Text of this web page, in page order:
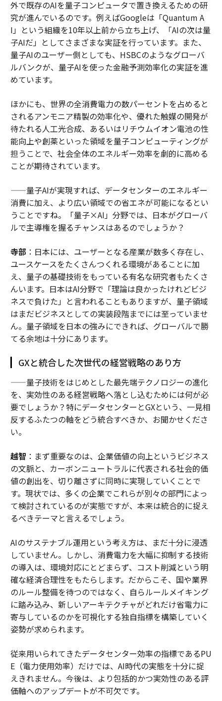
外で既存のAIを量子コンピュータで置き換えるための研
究が進んでいるのです。例えばGoogleは「Quantum A
I」という組織を10年以上前から立ち上げ、「AIの次は量
子AIだ」としてさまざまな実証を行っています。また、
量子AIのユーザー側としても、HSBCのようなグローバ
ルバンクが、量子AIを使った金融予測効率化の実証を進
めています。
ほかにも、世界の全消費電力の数パーセントを占めると
されるアンモニア精製の効率化や、優れた触媒の開発が
待たれる人工光合成、あるいはリチウムイオン電池の性
能向上や創薬といった領域を量子コンピューティングが
担うことで、社会全体のエネルギー効率を劇的に高める
ことが期待されています。
——量子AIが実現すれば、データセンターのエネルギー
消費に加え、より広い領域での省エネが可能になるとい
うことですね。「量子×AI」分野では、日本がグローバ
ルで主導権を握るチャンスはあるのでしょうか？
寺部 ：日本には、ユーザーとなる産業が数多く存在し、
ユースケースをたくさんつくれる環境があることに加
え、量子の基礎技術をもっている有名な研究者もたくさ
んいます。日本はAI分野で「理論は良かったけれどビジ
ネスで負けた」と言われることもありますが、量子領域
はまだビジネスとしての実装段階までには至っていませ
ん。量子領域を日本の強みにできれば、グローバルで勝
てる余地は十分にあります。
GXと統合した次世代の経営戦略のあり方
——量子技術をはじめとした最先端テクノロジーの進化
を、実効性のある経営戦略へ落とし込むためには何が必
要でしょうか？特にデータセンターとGXという、一見相
反するふたつの軸をどう統合すべきか、お聞かせくださ
い。
越智 ：まず重要なのは、企業価値の向上というビジネス
の文脈と、カーボンニュートラルに代表される社会的価
値の創出を、切り離さずに同時に実現していくことで
す。現状では、多くの企業でこれらが別々の部門によっ
て検討されているのが実態ですが、本来は統合的に捉え
るべきテーマと言えるでしょう。
AIのサステナブル運用という考え方は、まだ十分に浸透
していません。しかし、消費電力を大幅に抑制する技術
の導入は、環境対応にとどまらず、コスト削減という明
確な経済合理性をもたらします。だからこそ、国や業界
のルール整備を待つのではなく、自らルールメイキング
に踏み込み、新しいアーキテクチャがどれだけ省電力に
寄与しているのかを可視化する独自指標を構築していく
姿勢が求められます。
従来用いられてきたデータセンター効率の指標であるPU
E（電力使用効率）だけでは、AI時代の実態を十分に捉
えきれません。今後は、より包括的かつ実効性のある評
価軸へのアップデートが不可欠です。